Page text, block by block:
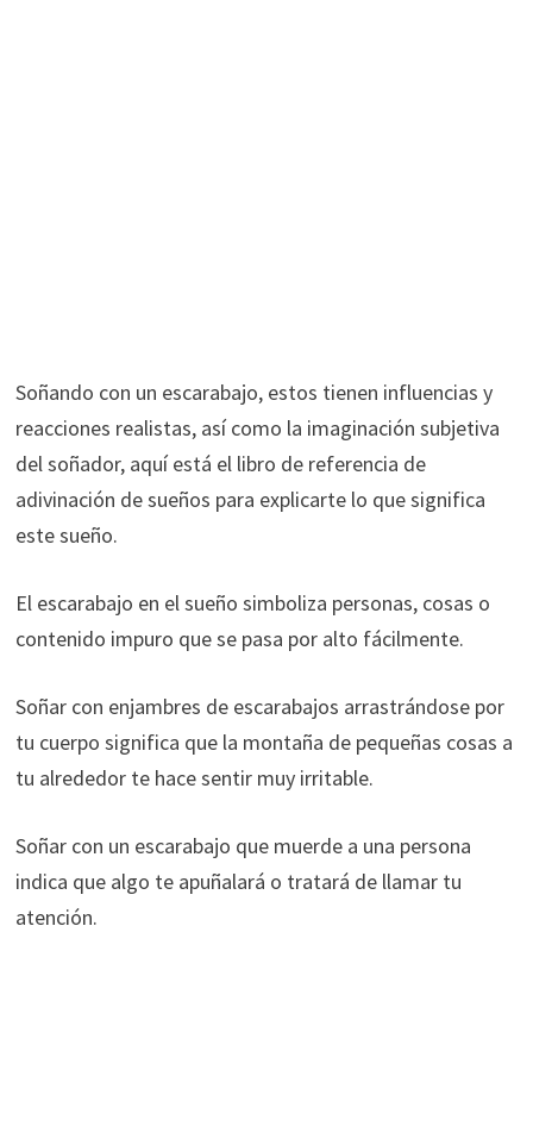
Soñando con un escarabajo, estos tienen influencias y
reacciones realistas, así como la imaginación subjetiva
del soñador, aquí está el libro de referencia de
adivinación de sueños para explicarte lo que significa
este sueño.
El escarabajo en el sueño simboliza personas, cosas o
contenido impuro que se pasa por alto fácilmente.
Soñar con enjambres de escarabajos arrastrándose por
tu cuerpo significa que la montaña de pequeñas cosas a
tu alrededor te hace sentir muy irritable.
Soñar con un escarabajo que muerde a una persona
indica que algo te apuñalará o tratará de llamar tu
atención.